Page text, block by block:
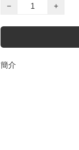
−
+
簡介